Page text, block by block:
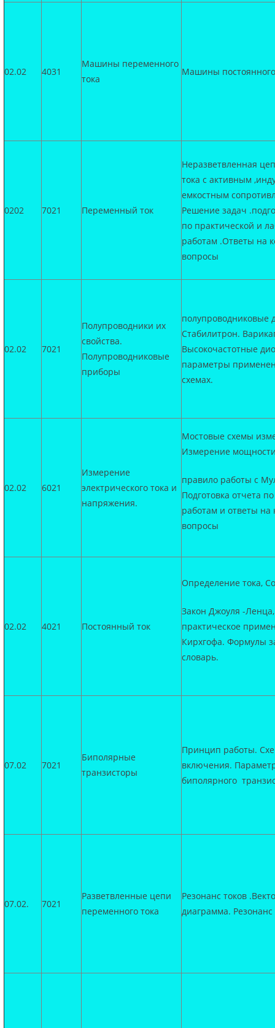
02.02 4031
Машины переменного
тока
Машины
0202 7021 Переменный ток
Неразветвленная
тока с активным
емкостным
Решение задач
по практической и
работам .Ответы на
вопросы
02.02 7021
Полупроводники их
свойства.
Полупроводниковые
приборы
полупроводниковые
Стабилитрон.
Высокочастотные
параметры
схемах.
02.02 6021
Измерение
электрического тока и
напряжения.
Мостовые схемы
Измерение
правило работы с
Подготовка отчета
работам и ответы на
вопросы
02.02 4021 Постоянный ток
Определение тока,
Закон Джоуля -Ленца,
практическое
Кирхгофа. Формулы
словарь.
07.02 7021
Биполярные
транзисторы
Принцип работы.
включения.
биполярного
07.02. 7021
Разветвленные цепи
переменного тока
Резонанс токов
диаграмма.